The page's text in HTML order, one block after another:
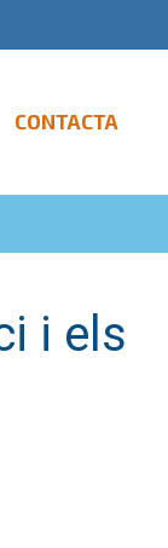
CONTACTA
i els